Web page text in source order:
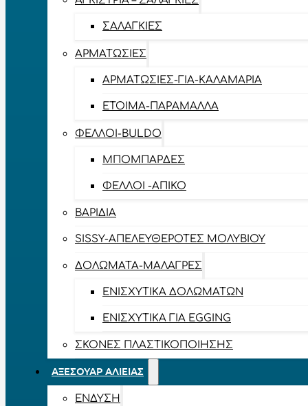
ΣΑΛΑΓΚΙΈΣ
ΑΡΜΑΤΩΣΙΈΣ
ΑΡΜΑΤΩΣΙΈΣ-ΓΙΑ-ΚΑΛΑΜΆΡΙΑ
ΈΤΟΙΜΑ-ΠΑΡΆΜΑΛΛΑ
ΦΕΛΛΟΊ-BULDO
ΜΠΟΜΠΆΡΔΕΣ
ΦΕΛΛΟΊ -ΑΠΊΚΟ
ΒΑΡΊΔΙΑ
SISSY-ΑΠΕΛΕΥΘΕΡΟΤΈΣ ΜΟΛΥΒΙΟΎ
ΔΟΛΏΜΑΤΑ-ΜΑΛΆΓΡΕΣ
ΕΝΙΣΧΥΤΙΚΆ ΔΟΛΩΜΆΤΩΝ
ΕΝΙΣΧΥΤΙΚΆ ΓΙΑ EGGING
ΣΚΌΝΕΣ ΠΛΑΣΤΙΚΟΠΟΊΗΣΗΣ
ΑΞΕΣΟΥΆΡ ΑΛΙΕΊΑΣ
ΈΝΔΥΣΗ